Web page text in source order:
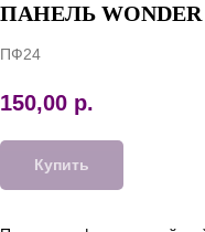
ПАНЕЛЬ WONDER
ПФ24
150,00 р.
Купить